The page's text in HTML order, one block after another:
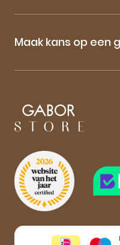
Maak kans op een
Blijf op de hoogte
maak kans op een